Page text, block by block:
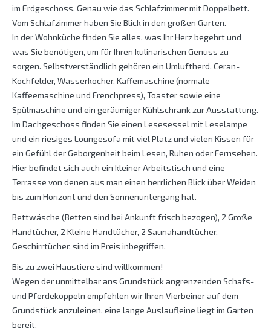
im Erdgeschoss, Genau wie das Schlafzimmer mit Doppelbett.
Vom Schlafzimmer haben Sie Blick in den großen Garten.
In der Wohnküche finden Sie alles, was Ihr Herz begehrt und
was Sie benötigen, um für Ihren kulinarischen Genuss zu
sorgen. Selbstverständlich gehören ein Umluftherd, Ceran-
Kochfelder, Wasserkocher, Kaffemaschine (normale
Kaffeemaschine und Frenchpress), Toaster sowie eine
Spülmaschine und ein geräumiger Kühlschrank zur Ausstattung.
Im Dachgeschoss finden Sie einen Lesesessel mit Leselampe
und ein riesiges Loungesofa mit viel Platz und vielen Kissen für
ein Gefühl der Geborgenheit beim Lesen, Ruhen oder Fernsehen.
Hier befindet sich auch ein kleiner Arbeitstisch und eine
Terrasse von denen aus man einen herrlichen Blick über Weiden
bis zum Horizont und den Sonnenuntergang hat.
Bettwäsche (Betten sind bei Ankunft frisch bezogen), 2 Große
Handtücher, 2 Kleine Handtücher, 2 Saunahandtücher,
Geschirrtücher, sind im Preis inbegriffen.
Bis zu zwei Haustiere sind willkommen!
Wegen der unmittelbar ans Grundstück angrenzenden Schafs-
und Pferdekoppeln empfehlen wir Ihren Vierbeiner auf dem
Grundstück anzuleinen, eine lange Auslaufleine liegt im Garten
bereit.